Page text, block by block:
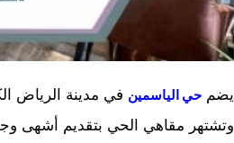
يضم حي الياسمين في مدينة الرياض
وتشتهر مقاهي الحي بتقديم أشهى